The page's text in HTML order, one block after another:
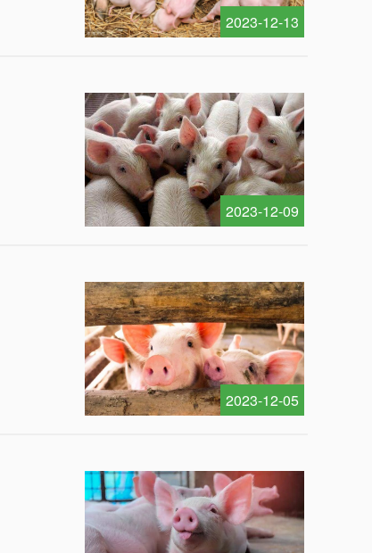
2023-12-13
2023-12-09
2023-12-05